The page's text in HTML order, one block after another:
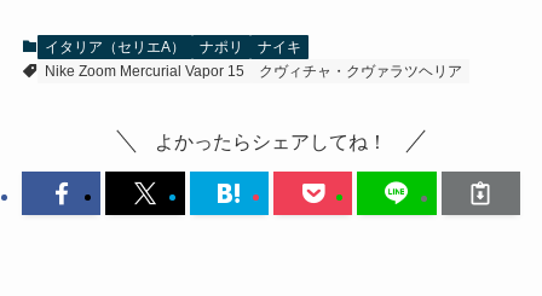
イタリア（セリエA） ナポリ
ナイキ
Nike Zoom Mercurial Vapor 15
クヴィチャ・クヴァラツヘリア
よかったらシェアしてね！